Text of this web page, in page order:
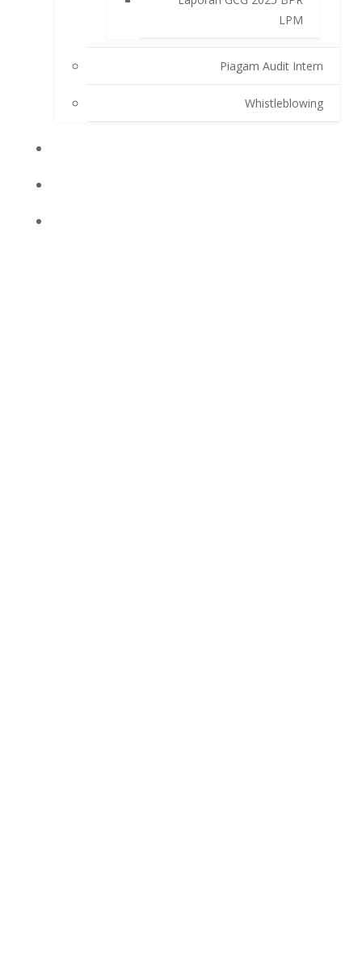
LPM
Piagam Audit Intern
Whistleblowing